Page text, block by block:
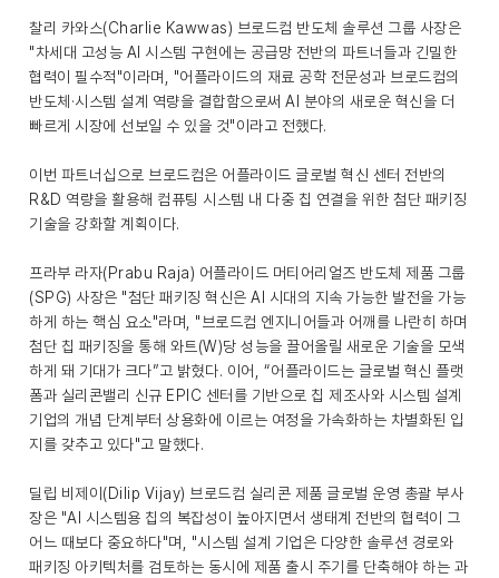
찰리 카와스(Charlie Kawwas) 브로드컴 반도체 솔루션 그룹 사장은
"차세대 고성능 AI 시스템 구현에는 공급망 전반의 파트너들과 긴밀한
협력이 필수적"이라며, "어플라이드의 재료 공학 전문성과 브로드컴의
반도체·시스템 설계 역량을 결합함으로써 AI 분야의 새로운 혁신을 더
빠르게 시장에 선보일 수 있을 것"이라고 전했다.
이번 파트너십으로 브로드컴은 어플라이드 글로벌 혁신 센터 전반의
R&D 역량을 활용해 컴퓨팅 시스템 내 다중 칩 연결을 위한 첨단 패키징
기술을 강화할 계획이다.
프라부 라자(Prabu Raja) 어플라이드 머티어리얼즈 반도체 제품 그룹
(SPG) 사장은 "첨단 패키징 혁신은 AI 시대의 지속 가능한 발전을 가능
하게 하는 핵심 요소"라며, "브로드컴 엔지니어들과 어깨를 나란히 하며
첨단 칩 패키징을 통해 와트(W)당 성능을 끌어올릴 새로운 기술을 모색
하게 돼 기대가 크다”고 밝혔다. 이어, “어플라이드는 글로벌 혁신 플랫
폼과 실리콘밸리 신규 EPIC 센터를 기반으로 칩 제조사와 시스템 설계
기업의 개념 단계부터 상용화에 이르는 여정을 가속화하는 차별화된 입
지를 갖추고 있다"고 말했다.
딜립 비제이(Dilip Vijay) 브로드컴 실리콘 제품 글로벌 운영 총괄 부사
장은 "AI 시스템용 칩의 복잡성이 높아지면서 생태계 전반의 협력이 그
어느 때보다 중요하다"며, "시스템 설계 기업은 다양한 솔루션 경로와
패키징 아키텍처를 검토하는 동시에 제품 출시 주기를 단축해야 하는 과